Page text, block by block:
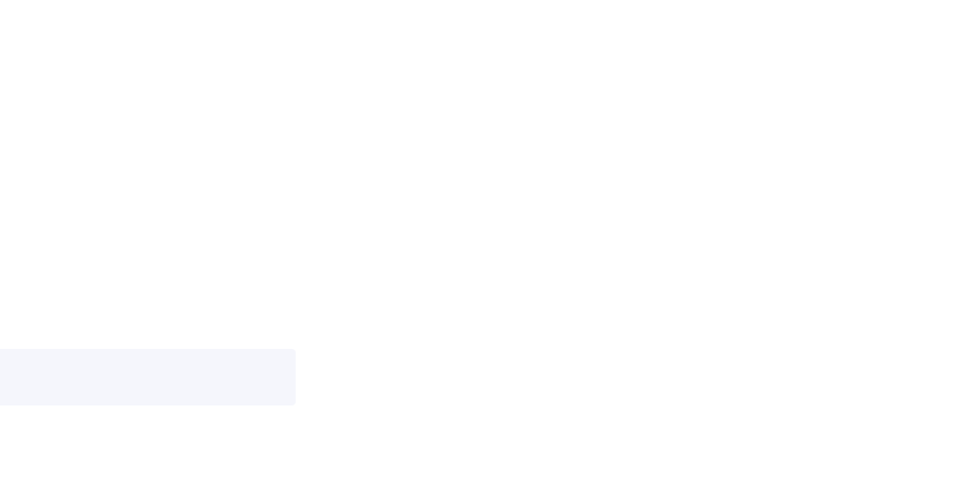
Чем их больше, тем мягче зубная щетка.
и на 60% больше сохраняют свои очищающие свойства.
и удаляют зубной налет, особенно в зоне десневой борозды.
и признаками пародонтита.